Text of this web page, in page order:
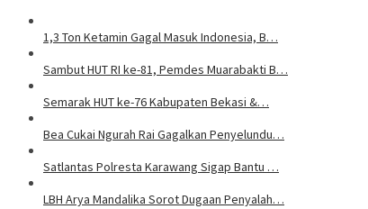
1,3 Ton Ketamin Gagal Masuk Indonesia, B…
Sambut HUT RI ke-81, Pemdes Muarabakti B…
Semarak HUT ke-76 Kabupaten Bekasi &…
Bea Cukai Ngurah Rai Gagalkan Penyelundu…
Satlantas Polresta Karawang Sigap Bantu …
LBH Arya Mandalika Sorot Dugaan Penyalah…